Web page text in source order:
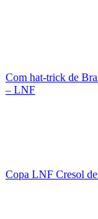
Com hat-trick de
– LNF
Copa LNF Cresol